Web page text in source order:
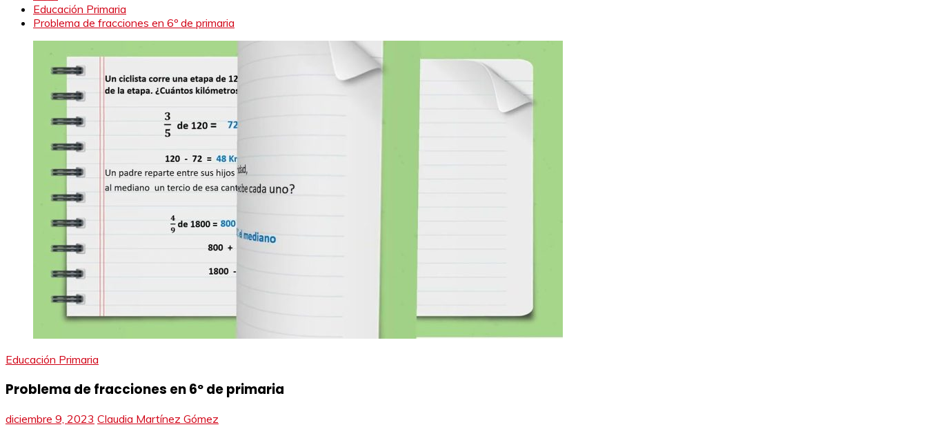
Educación Primaria
Problema de fracciones en 6º de primaria
Educación Primaria
Problema de fracciones en 6º de primaria
diciembre 9, 2023 Claudia Martínez Gómez